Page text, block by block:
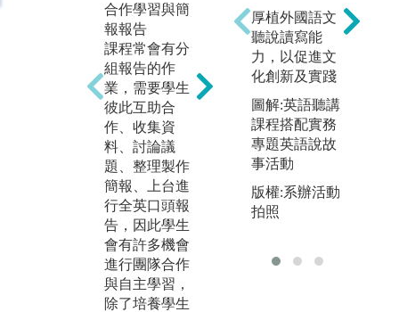
合作學習與簡
報報告
課程常會有分
組報告的作
業，需要學生
彼此互助合
作、收集資
料、討論議
題、整理製作
簡報、上台進
行全英口頭報
告，因此學生
會有許多機會
進行團隊合作
與自主學習，
除了培養學生
組、密集練
習、英語及第
二外語)
聽説讀寫分組
需要藉由許多
密集的練習，
精熟語言的使
用，除了課程
上課的引導，
學生會利用英
說、重點摘要
厚植外國語文
聽說讀寫能
力，以促進文
化創新及實踐
圖解:英語聽講
課程搭配實務
專題英語說故
事活動
版權:系辦活動
拍照